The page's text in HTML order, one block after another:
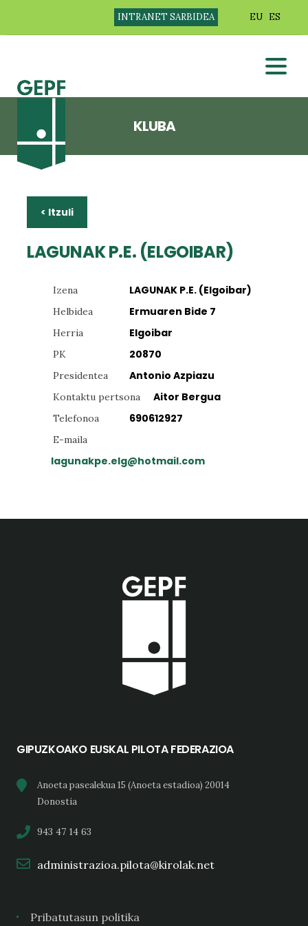
INTRANET SARBIDEA EU ES
KLUBA
< Itzuli
LAGUNAK P.E. (ELGOIBAR)
Izena LAGUNAK P.E. (Elgoibar)
Helbidea Ermuaren Bide 7
Herria Elgoibar
PK 20870
Presidentea Antonio Azpiazu
Kontaktu pertsona Aitor Bergua
Telefonoa 690612927
E-maila
lagunakpe.elg@hotmail.com
GIPUZKOAKO EUSKAL PILOTA FEDERAZIOA
Anoeta pasealekua 15 (Anoeta estadioa) 20014
Donostia
943 47 14 63
administrazioa.pilota@kirolak.net
Pribatutasun politika